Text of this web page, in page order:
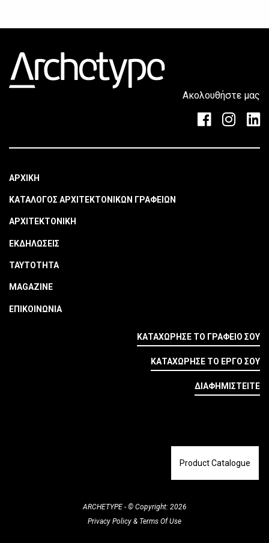
Ακολουθήστε μας
ΑΡΧΙΚΗ
ΚΑΤΑΛΟΓΟΣ ΑΡΧΙΤΕΚΤΟΝΙΚΩΝ ΓΡΑΦΕΙΩΝ
ΑΡΧΙΤΕΚΤΟΝΙΚΗ
ΕΚΔΗΛΩΣΕΙΣ
ΤΑΥΤΟΤΗΤΑ
MAGAZINE
ΕΠΙΚΟΙΝΩΝΙΑ
ΚΑΤΑΧΩΡΗΣΕ ΤΟ ΓΡΑΦΕΙΟ ΣΟΥ
ΚΑΤΑΧΩΡΗΣΕ ΤΟ ΕΡΓΟ ΣΟΥ
ΔΙΑΦΗΜΙΣΤΕΙΤΕ
Product Catalogue
ARCHETYPE - © Copyright: 2026
Privacy Policy & Terms Of Use